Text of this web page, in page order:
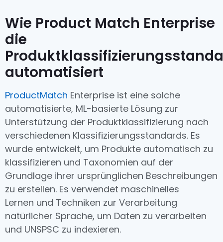
Wie Product Match Enterprise
die
automatisiert
ProductMatch Enterprise ist eine solche
automatisierte, ML-basierte Lösung zur
Unterstützung der Produktklassifizierung nach
verschiedenen Klassifizierungsstandards. Es
wurde entwickelt, um Produkte automatisch zu
klassifizieren und Taxonomien auf der
Grundlage ihrer ursprünglichen Beschreibungen
zu erstellen. Es verwendet maschinelles
Lernen und Techniken zur Verarbeitung
natürlicher Sprache, um Daten zu verarbeiten
und UNSPSC zu indexieren.